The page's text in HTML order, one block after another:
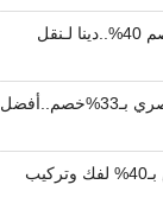
دينا نقل عفش شمال الرياض بخصم 40%..دينا لـنقل
نقل عفش بالرياض باكستاني ومصري بـ33%خصم..أفضل
شركة نقل وتجهيز الأثاث بالرياض بـ40% لفك وتركيب